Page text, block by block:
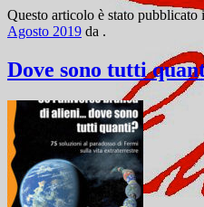
Questo articolo è stato
Agosto 2019 da .
Dove sono tutti